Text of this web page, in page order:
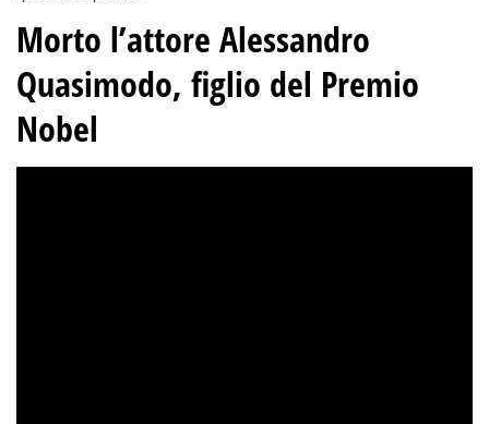
Morto l’attore Alessandro
Quasimodo, figlio del Premio
Nobel